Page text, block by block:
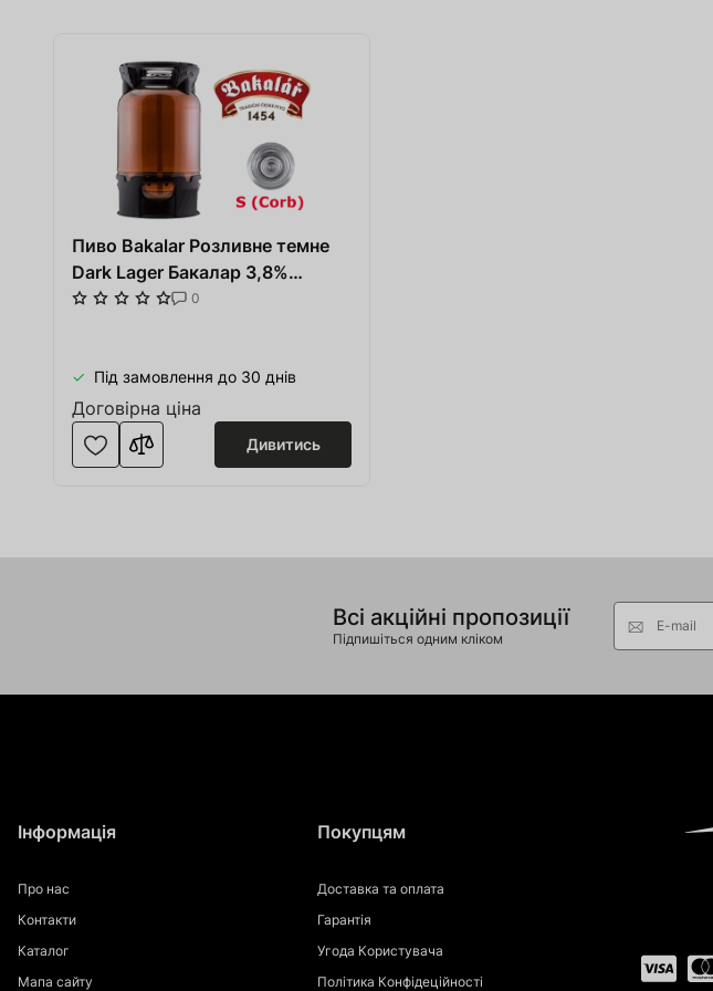
Пиво Bakalar Розливне темне
Dark Lager Бакалар 3,8%
петайнер кег 20 л
0
Під замовлення до 30 днів
Договірна ціна
Дивитись
Всі акційні пропозиції
Підпишіться одним кліком
E-mail
Інформація
Про нас
Контакти
Каталог
Мапа сайту
Покупцям
Доставка та оплата
Гарантія
Угода Користувача
Політика Конфідеційності